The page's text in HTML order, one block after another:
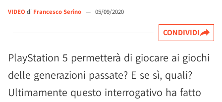
VIDEO di Francesco Serino — 05/09/2020
CONDIVIDI
PlayStation 5 permetterà di giocare ai giochi
delle generazioni passate? E se sì, quali?
Ultimamente questo interrogativo ha fatto